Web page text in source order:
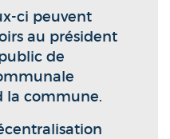
ci peuvent
au président
de
la commune.